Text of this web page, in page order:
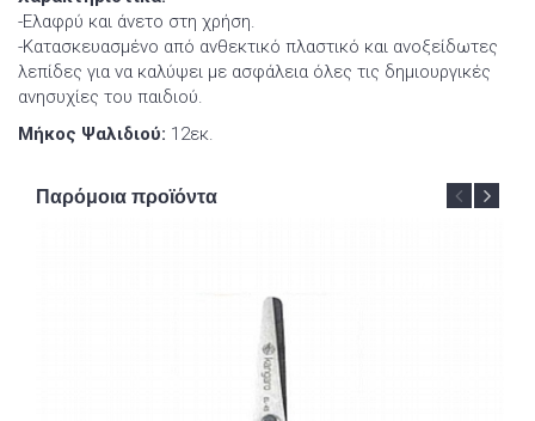
-Ελαφρύ και άνετο στη χρήση.
-Κατασκευασμένο από ανθεκτικό πλαστικό και ανοξείδωτες
λεπίδες για να καλύψει με ασφάλεια όλες τις δημιουργικές
ανησυχίες του παιδιού.
Μήκος Ψαλιδιού: 12εκ.
Παρόμοια προϊόντα